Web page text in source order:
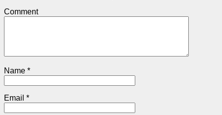
Comment
Name *
Email *